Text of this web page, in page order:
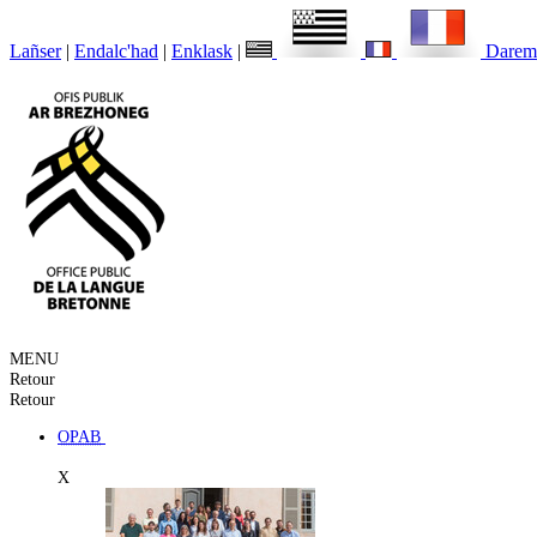
Lañser | Endalc'had | Enklask |
MENU
Retour
Retour
OPAB
X